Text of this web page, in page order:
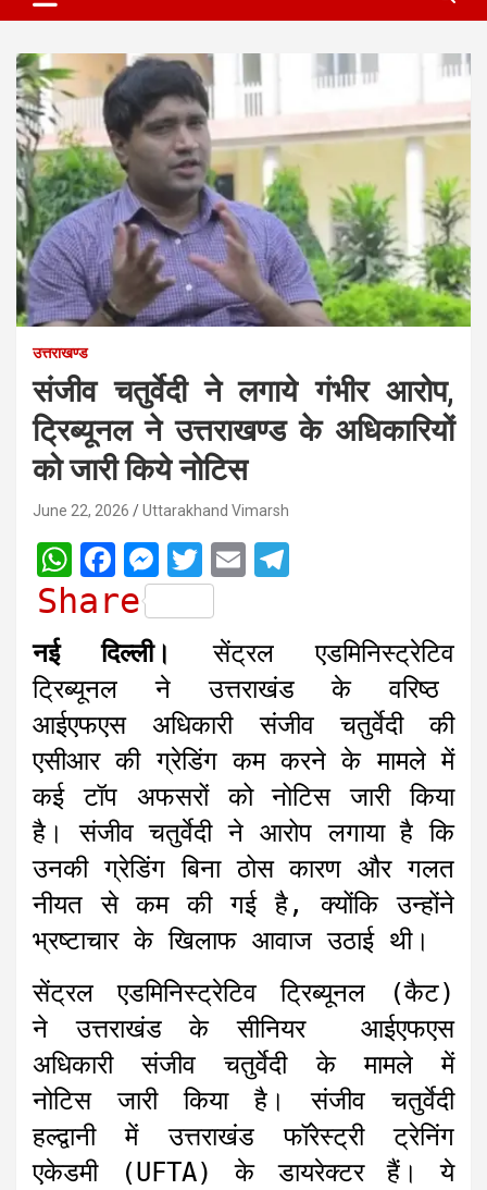
उत्तराखण्ड
संजीव चतुर्वेदी ने लगाये गंभीर आरोप,
ट्रिब्यूनल ने उत्तराखण्ड के अधिकारियों
को जारी किये नोटिस
June 22, 2026 Uttarakhand Vimarsh
W
h
s
A
p
p
F
a
e
o
o
k
M
e
s
s
e
n
g
e
r
T
w
i
t
t
e
r
E
i
l g
r
a
m
Share
नई दिल्ली।
सेंट्रल एडमिनिस्ट्रेटिव
ट्रिब्यूनल ने उत्तराखंड के वरिष्ठ
आईएफएस अधिकारी संजीव चतुर्वेदी की
एसीआर की ग्रेडिंग कम करने के मामले में
कई टॉप अफसरों को नोटिस जारी किया
है। संजीव चतुर्वेदी ने आरोप लगाया है कि
उनकी ग्रेडिंग बिना ठोस कारण और गलत
नीयत से कम की गई है, क्योंकि उन्होंने
भ्रष्टाचार के खिलाफ आवाज उठाई थी।
सेंट्रल एडमिनिस्ट्रेटिव ट्रिब्यूनल (कैट)
ने उत्तराखंड के सीनियर आईएफएस
अधिकारी संजीव चतुर्वेदी के मामले में
नोटिस जारी किया है। संजीव चतुर्वेदी
हल्द्वानी में उत्तराखंड फॉरेस्ट्री ट्रेनिंग
एकेडमी (UFTA) के डायरेक्टर हैं। ये